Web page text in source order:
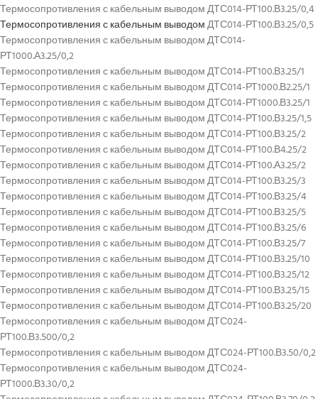
Термосопротивления с кабельным выводом ДТС014-РТ100.В3.25/0,4
Термосопротивления с кабельным выводомДТС014-РТ100.В3.25/0,5
Термосопротивления с кабельным выводом ДТС014-
РТ1000.А3.25/0,2
Термосопротивления с кабельным выводом ДТС014-РТ100.В3.25/1
Термосопротивления с кабельным выводом ДТС014-РТ1000.В2.25/1
Термосопротивления с кабельным выводом ДТС014-РТ1000.В3.25/1
Термосопротивления с кабельным выводом ДТС014-РТ100.В3.25/1,5
Термосопротивления с кабельным выводом ДТС014-РТ100.В3.25/2
Термосопротивления с кабельным выводом ДТС014-РТ100.В4.25/2
Термосопротивления с кабельным выводом ДТС014-РТ100.А3.25/2
Термосопротивления с кабельным выводом ДТС014-РТ100.В3.25/3
Термосопротивления с кабельным выводом ДТС014-РТ100.В3.25/4
Термосопротивления с кабельным выводом ДТС014-РТ100.В3.25/5
Термосопротивления с кабельным выводом ДТС014-РТ100.В3.25/6
Термосопротивления с кабельным выводом ДТС014-РТ100.В3.25/7
Термосопротивления с кабельным выводом ДТС014-РТ100.В3.25/10
Термосопротивления с кабельным выводом ДТС014-РТ100.В3.25/12
Термосопротивления с кабельным выводом ДТС014-РТ100.В3.25/15
Термосопротивления с кабельным выводом ДТС014-РТ100.В3.25/20
Термосопротивления с кабельным выводом ДТС024-
РТ100.В3.500/0,2
Термосопротивления с кабельным выводом ДТС024-РТ100.В3.50/0,2
Термосопротивления с кабельным выводом ДТС024-
РТ1000.В3.30/0,2